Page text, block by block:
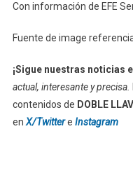
Con información de EFE
Fuente de image
¡Sigue nuestras noticias
actual, interesante y precisa.
contenidos de DOBLE
enX/Twittere Instagram